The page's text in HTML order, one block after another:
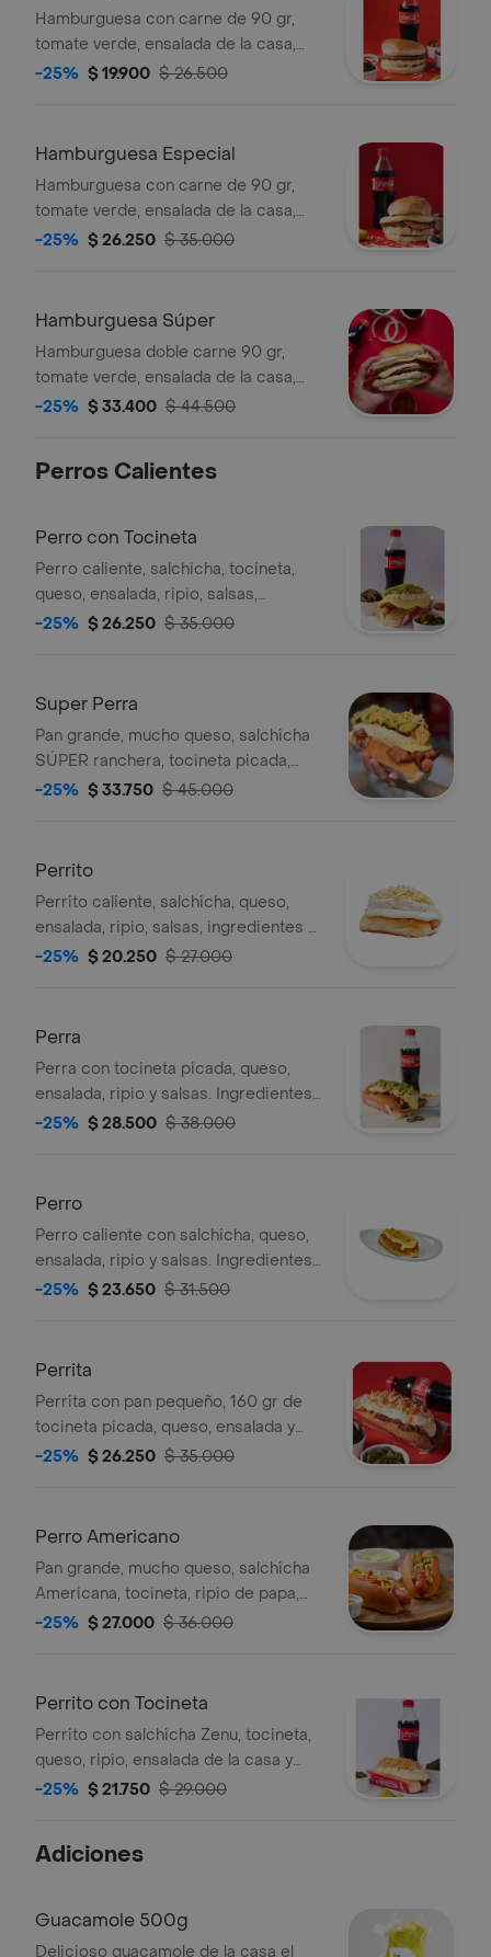
Hamburguesa con carne de 90 gr,
tomate verde, ensalada de la casa,
ripio y salsas. Incluye un ingrediente a
-25% $ 19.900 $ 26.500
Hamburguesa Especial
Hamburguesa con carne de 90 gr,
tomate verde, ensalada de la casa,
tocineta y salsas. Incluye ingredientes
-25% $ 26.250 $ 35.000
Hamburguesa Súper
Hamburguesa doble carne 90 gr,
tomate verde, ensalada de la casa,
doble queso, doble tocineta, ripio,
-25% $ 33.400 $ 44.500
Perros Calientes
Perro con Tocineta
Perro caliente, salchicha, tocineta,
queso, ensalada, ripio, salsas,
ingredientes a elección
-25% $ 26.250 $ 35.000
Super Perra
Pan grande, mucho queso, salchicha
SÚPER ranchera, tocineta picada,
ripio de papa, ensalada de la casa.
-25% $ 33.750 $ 45.000
Perrito
Perrito caliente, salchicha, queso,
ensalada, ripio, salsas, ingredientes a
elección
-25% $ 20.250 $ 27.000
Perra
Perra con tocineta picada, queso,
ensalada, ripio y salsas. Ingredientes
adicionales a elección.
-25% $ 28.500 $ 38.000
Perro
Perro caliente con salchicha, queso,
ensalada, ripio y salsas. Ingredientes
a elección.
-25% $ 23.650 $ 31.500
Perrita
Perrita con pan pequeño, 160 gr de
tocineta picada, queso, ensalada y
ripio. Incluye jalapeños y salsa.
-25% $ 26.250 $ 35.000
Perro Americano
Pan grande, mucho queso, salchicha
Americana, tocineta, ripio de papa,
ensalada de la casa, salsa al gusto.
-25% $ 27.000 $ 36.000
Perrito con Tocineta
Perrito con salchicha Zenu, tocineta,
queso, ripio, ensalada de la casa y
salsas al gusto.
-25% $ 21.750 $ 29.000
Adiciones
Guacamole 500g
Delicioso guacamole de la casa el